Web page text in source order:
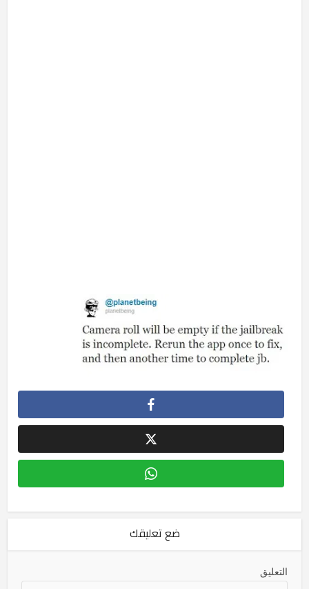
ضع تعليقك
التعليق